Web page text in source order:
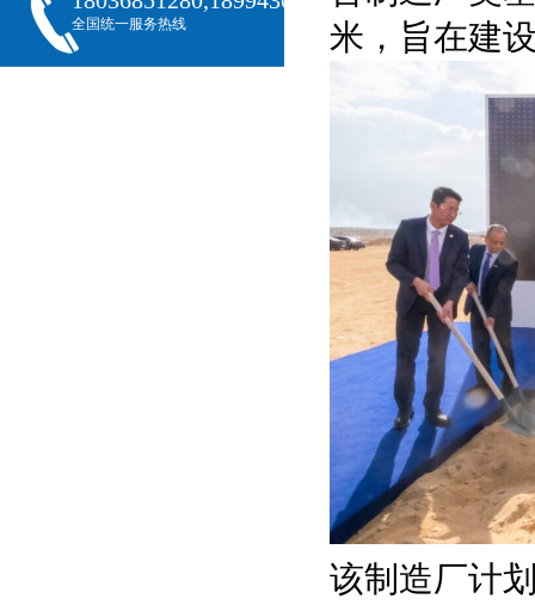
全国统一服务热线
米，旨在建
该制造厂计